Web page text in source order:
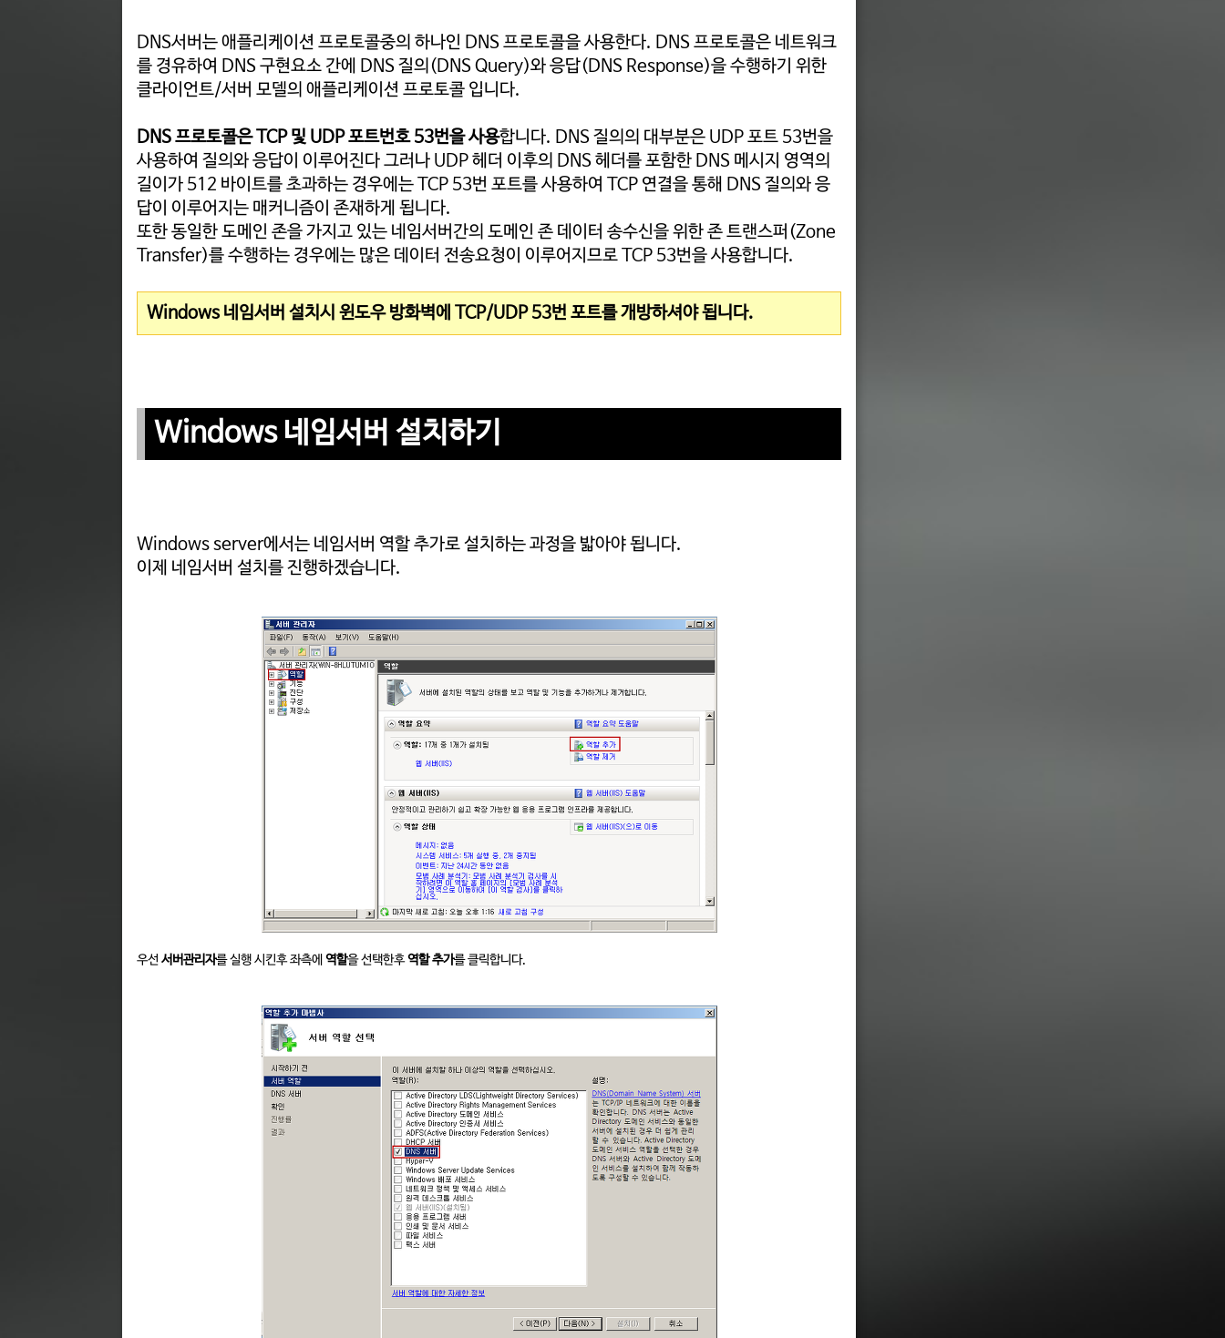
DNS서버는 애플리케이션 프로토콜중의 하나인 DNS 프로토콜을 사용한다. DNS 프로토콜은 네트워크
를 경유하여 DNS 구현요소 간에 DNS 질의(DNS Query)와 응답(DNS Response)을 수행하기 위한
클라이언트/서버 모델의 애플리케이션 프로토콜 입니다.
DNS 프로토콜은 TCP 및 UDP 포트번호 53번을 사용합니다. DNS 질의의 대부분은 UDP 포트 53번을
사용하여 질의와 응답이 이루어진다 그러나 UDP 헤더 이후의 DNS 헤더를 포함한 DNS 메시지 영역의
길이가 512 바이트를 초과하는 경우에는 TCP 53번 포트를 사용하여 TCP 연결을 통해 DNS 질의와 응
답이 이루어지는 매커니즘이 존재하게 됩니다.
또한 동일한 도메인 존을 가지고 있는 네임서버간의 도메인 존 데이터 송수신을 위한 존 트랜스퍼(Zone
Transfer)를 수행하는 경우에는 많은 데이터 전송요청이 이루어지므로 TCP 53번을 사용합니다.
Windows 네임서버 설치시 윈도우 방화벽에 TCP/UDP 53번 포트를 개방하셔야 됩니다.
Windows 네임서버 설치하기
Windows server에서는 네임서버 역할 추가로 설치하는 과정을 밟아야 됩니다.
이제 네임서버 설치를 진행하겠습니다.
우선 서버관리자를 실행 시킨후 좌측에 역할을 선택한후역할 추가를 클릭합니다.